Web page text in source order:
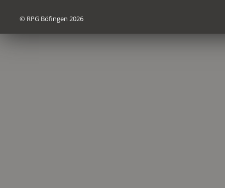
© RPG Böfingen 2026